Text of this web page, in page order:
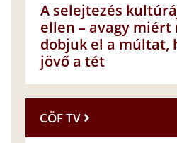
A selejtezés
ellen – avagy miért
dobjuk el a múltat,
jövő a tét
CÖF TV